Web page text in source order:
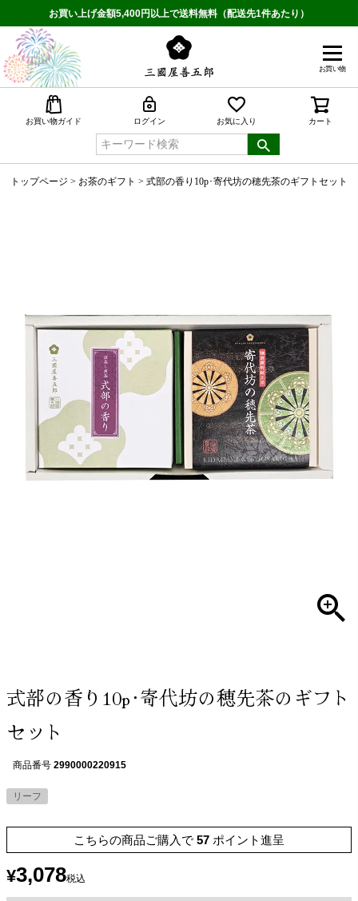
お買い上げ金額5,400円以上で送料無料（配送先1件あたり）
お買い物
お買い物ガイド ログイン お気に入り カート
トップページ お茶のギフト 式部の香り10p･寄代坊の穂先茶のギフトセット
式部の香り10p･寄代坊の穂先茶のギフト
セット
商品番号 2990000220915
リーフ
こちらの商品ご購入で 57 ポイント進呈
¥3,078税込